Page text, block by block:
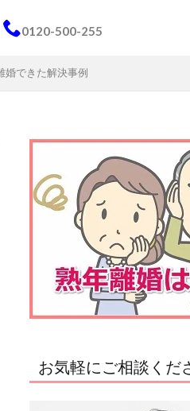
0120-500-255
婚できた解決事例
お気軽にご相談くだ